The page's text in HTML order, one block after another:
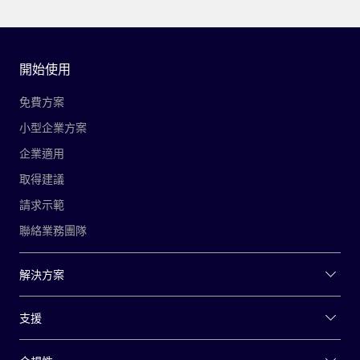
開始使用
免費方案
小型企業方案
企業適用
取得建議
請求示範
聯絡業務團隊
解決方案
支援